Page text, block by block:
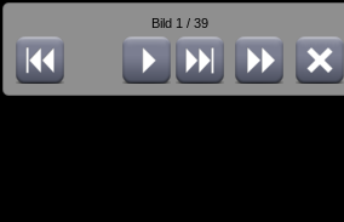
Bild 1 / 39